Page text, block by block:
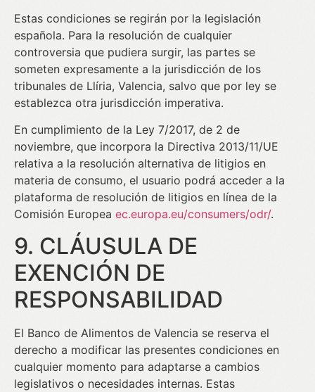
Estas condiciones se regirán por la legislación
española. Para la resolución de cualquier
controversia que pudiera surgir, las partes se
someten expresamente a la jurisdicción de los
tribunales de Llíria, Valencia, salvo que por ley se
establezca otra jurisdicción imperativa.
En cumplimiento de la Ley 7/2017, de 2 de
noviembre, que incorpora la Directiva 2013/11/UE
relativa a la resolución alternativa de litigios en
materia de consumo, el usuario podrá acceder a la
plataforma de resolución de litigios en línea de la
Comisión Europea ec.europa.eu/consumers/odr/.
9. CLÁUSULA DE
EXENCIÓN DE
RESPONSABILIDAD
El Banco de Alimentos de Valencia se reserva el
derecho a modificar las presentes condiciones en
cualquier momento para adaptarse a cambios
legislativos o necesidades internas. Estas